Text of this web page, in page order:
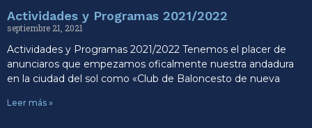
Actividades y Programas 2021/2022
septiembre 21, 2021
Actividades y Programas 2021/2022 Tenemos el placer de
anunciaros que empezamos oficalmente nuestra andadura
en la ciudad del sol como «Club de Baloncesto de nueva
Leer más »